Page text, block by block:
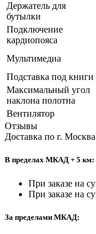
Держатель для
бутылки
Подключение
кардиопояса
Мультимедиа
Подставка под книги
Максимальный угол
наклона полотна
Вентилятор
Отзывы
Доставка по г.
В пределах МКАД + 5 км:
При заказе на
При заказе на
За пределами МКАД: